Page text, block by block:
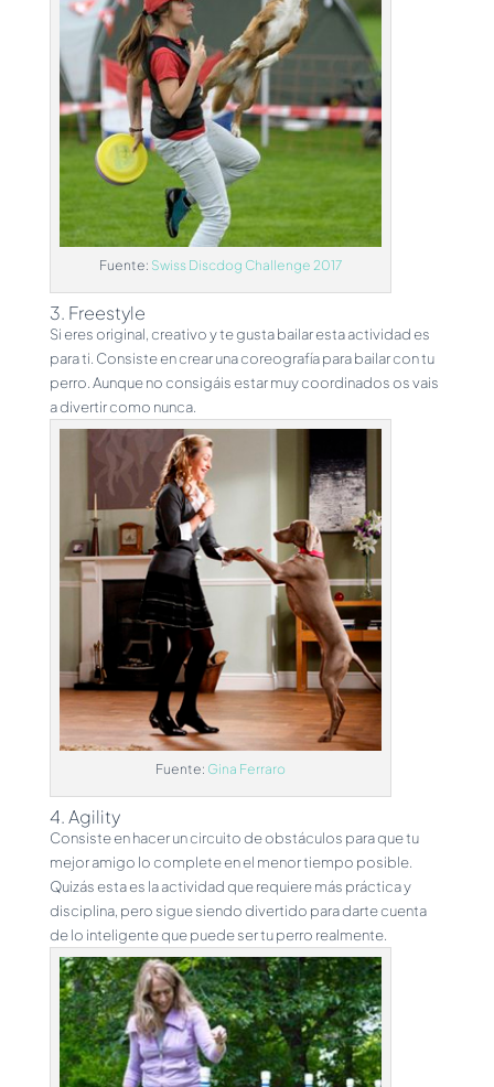
Fuente: Swiss Discdog Challenge 2017
3. Freestyle
Si eres original, creativo y te gusta bailar esta actividad es
para ti. Consiste en crear una coreografía para bailar con tu
perro. Aunque no consigáis estar muy coordinados os vais
a divertir como nunca.
Fuente: Gina Ferraro
4. Agility
Consiste en hacer un circuito de obstáculos para que tu
mejor amigo lo complete en el menor tiempo posible.
Quizás esta es la actividad que requiere más práctica y
disciplina, pero sigue siendo divertido para darte cuenta
de lo inteligente que puede ser tu perro realmente.